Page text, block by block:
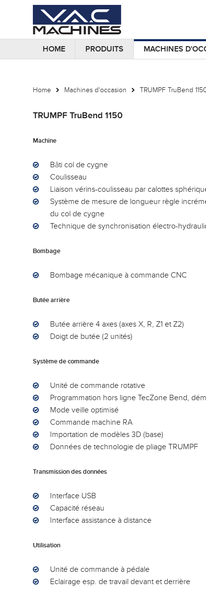
HOME PRODUITS MACHINES
Home Machines d'occasion TRUMPF TruBend
TRUMPF TruBend 1150
Machine
Bâti col de cygne
Coulisseau
Liaison vérins-coulisseau par calottes
Système de mesure de longueur règle
du col de cygne
Technique de synchronisation électro-
Bombage
Bombage mécanique à commande CNC
Butée arrière
Butée arrière 4 axes (axes X, R, Z1 et Z2)
Doigt de butée (2 unités)
Système de commande
Unité de commande rotative
Programmation hors ligne TecZone Bend,
Mode veille optimisé
Commande machine RA
Importation de modèles 3D (base)
Données de technologie de pliage TRUMPF
Transmission des données
Interface USB
Capacité réseau
Interface assistance à distance
Utilisation
Unité de commande à pédale
Eclairage esp. de travail devant et derrière